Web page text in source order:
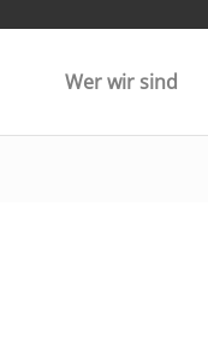
Wer wir sind